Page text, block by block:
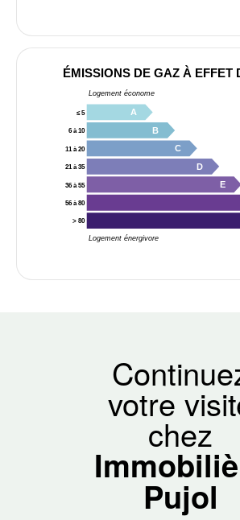
ÉMISSIONS DE GAZ À EFFET
Logement économe
Logement énergivore
≤ 5 A
6 à 10 B
11 à 20 C
21 à 35 D
36 à 55 E
56 à 80
> 80
votre
chez
Pujol